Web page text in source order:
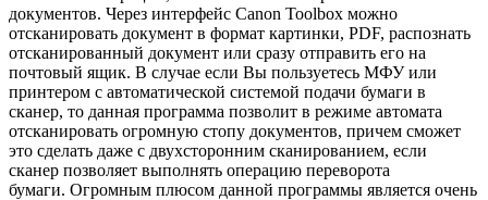
документов. Через интерфейс Canon Toolbox можно
отсканировать документ в формат картинки, PDF, распознать
отсканированный документ или сразу отправить его на
почтовый ящик. В случае если Вы пользуетесь МФУ или
принтером с автоматической системой подачи бумаги в
сканер, то данная программа позволит в режиме автомата
отсканировать огромную стопу документов, причем сможет
это сделать даже с двухсторонним сканированием, если
сканер позволяет выполнять операцию переворота
бумаги. Огромным плюсом данной программы является очень